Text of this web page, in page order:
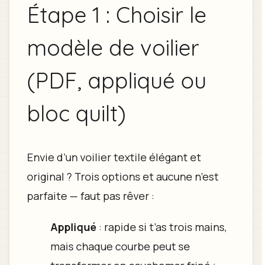
Étape 1 : Choisir le
modèle de voilier
(PDF, appliqué ou
bloc quilt)
Envie d’un voilier textile élégant et
original ? Trois options et aucune n’est
parfaite — faut pas rêver :
Appliqué : rapide si t’as trois mains,
mais chaque courbe peut se